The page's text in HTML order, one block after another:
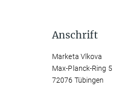
Anschrift
Marketa Vlkova
Max-Planck-Ring 5
72076 Tübingen